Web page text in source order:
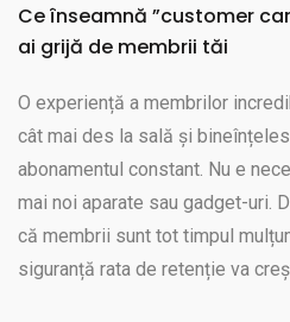
Ce înseamnă ”customer
ai grijă de membrii tăi
O experiență a membrilor
cât mai des la sală și
abonamentul constant. Nu e
mai noi aparate sau gadget-uri.
că membrii sunt tot timpul
siguranță rata de retenție va